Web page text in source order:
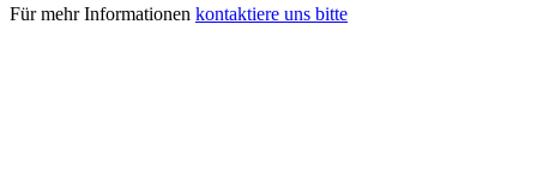
Für mehr Informationen kontaktiere uns bitte